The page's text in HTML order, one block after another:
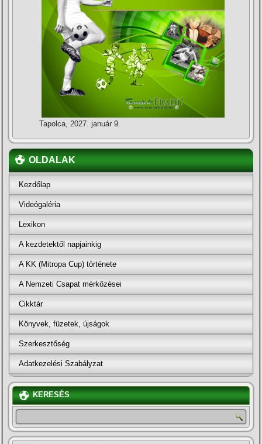
Tapolca, 2027. január 9.
OLDALAK
Kezdőlap
Videógaléria
Lexikon
A kezdetektől napjainkig
A KK (Mitropa Cup) története
A Nemzeti Csapat mérkőzései
Cikktár
Könyvek, füzetek, újságok
Szerkesztőség
Adatkezelési Szabályzat
KERESÉS